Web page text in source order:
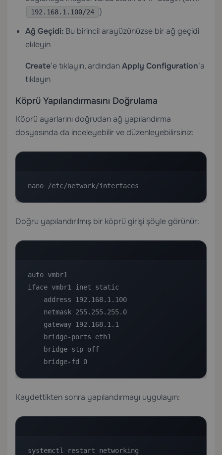
192.168.1.100/24
)
Ağ Geçidi: Bu birincil arayüzünüzse bir ağ geçidi
ekleyin
Create‘e tıklayın, ardındanApply Configuration‘a
tıklayın
Köprü Yapılandırmasını Doğrulama
Köprü ayarlarını doğrudan ağ yapılandırma
dosyasında da inceleyebilir ve düzenleyebilirsiniz:
nano /etc/network/interfaces
Doğru yapılandırılmış bir köprü girişi şöyle görünür:
auto vmbr1
iface vmbr1 inet static
    bridge-fd 0
Kaydettikten sonra yapılandırmayı uygulayın:
systemctl restart networking